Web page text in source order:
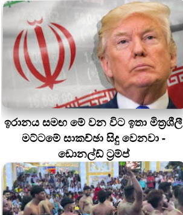
ඉරානය සමඟ මේ වන විට ඉතා මිත්‍රශීලී
මට්ටමේ සාකච්ඡා සිදු වෙනවා -
ඩොනල්ඩ් ට්‍රම්ප්